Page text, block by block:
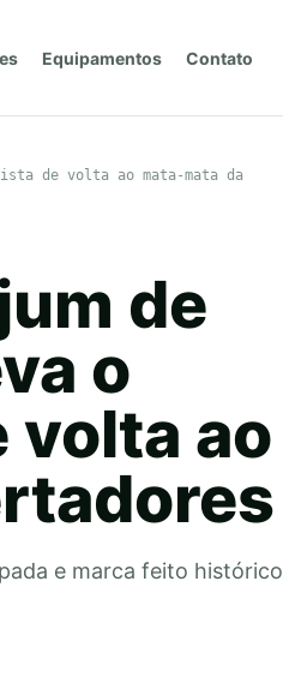
Equipamentos Contato
de volta ao mata-mata da
de
o
ao
e marca feito histórico